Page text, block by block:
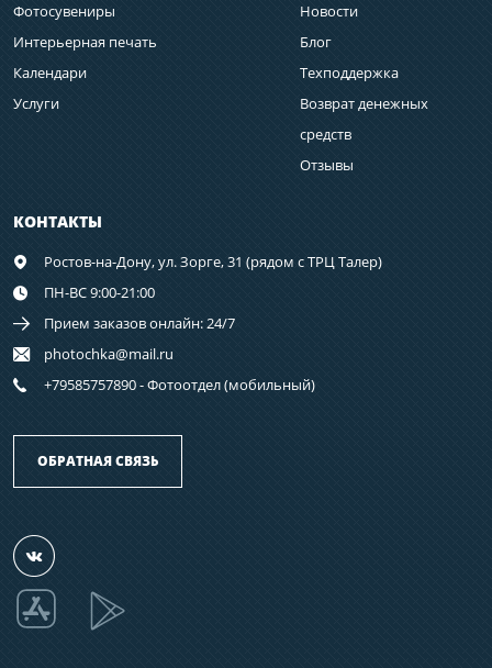
Фотосувениры
Интерьерная печать
Календари
Услуги
Новости
Блог
Техподдержка
Возврат денежных
средств
Отзывы
КОНТАКТЫ
Ростов-на-Дону,ул. Зорге, 31 (рядом с ТРЦ Талер)
ПН-ВС 9:00-21:00
Прием заказов онлайн: 24/7
photochka@mail.ru
+79585757890 - Фотоотдел (мобильный)
ОБРАТНАЯ СВЯЗЬ